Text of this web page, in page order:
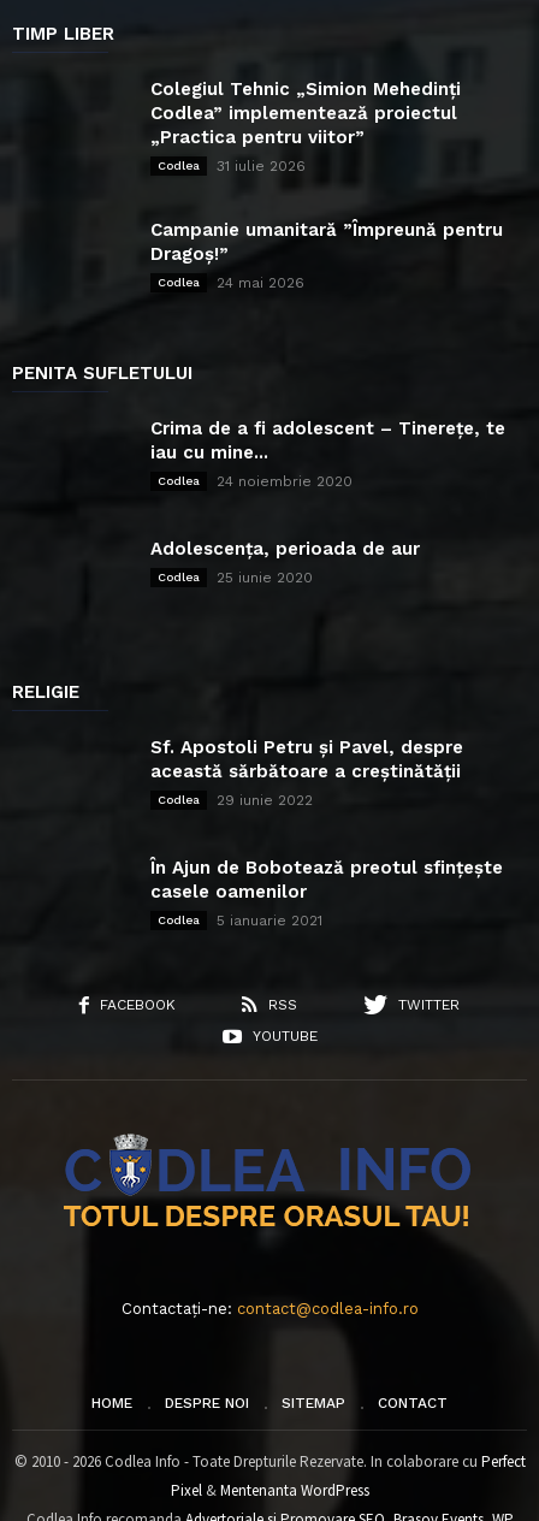
TIMP LIBER
Colegiul Tehnic „Simion Mehedinți
Codlea” implementează proiectul
„Practica pentru viitor”
Codlea 31 iulie 2026
Campanie umanitară ”Împreună pentru
Dragoș!”
Codlea 24 mai 2026
PENITA SUFLETULUI
Crima de a fi adolescent – Tinerețe, te
iau cu mine...
Codlea 24 noiembrie 2020
Adolescența, perioada de aur
Codlea 25 iunie 2020
RELIGIE
Sf. Apostoli Petru și Pavel, despre
această sărbătoare a creștinătății
Codlea 29 iunie 2022
În Ajun de Bobotează preotul sfințește
casele oamenilor
Codlea 5 ianuarie 2021
FACEBOOK RSS
TWITTER
YOUTUBE
Contactați-ne: contact@codlea-info.ro
HOME DESPRE NOI SITEMAP CONTACT
© 2010 - 2026 Codlea Info - Toate Drepturile Rezervate. In colaborare cu Perfect
Pixel&Mentenanta WordPress